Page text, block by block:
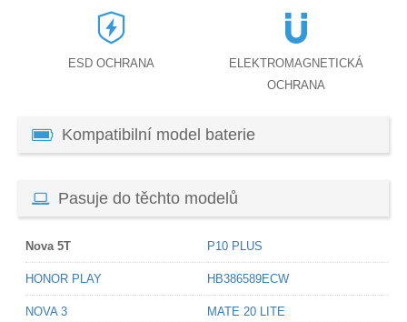
ESD OCHRANA
ELEKTROMAGNETICKÁ
OCHRANA
Kompatibilní model baterie
Pasuje do těchto modelů
Nova 5T P10 PLUS
HONOR PLAY HB386589ECW
NOVA 3 MATE 20 LITE